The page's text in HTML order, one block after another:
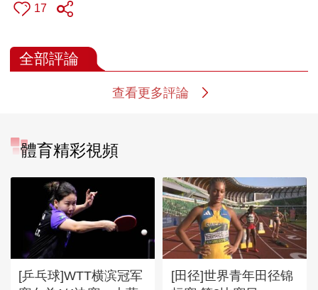
17
全部評論
查看更多評論
體育精彩視頻
[乒乓球]WTT横滨冠军
[田径]世界青年田径锦